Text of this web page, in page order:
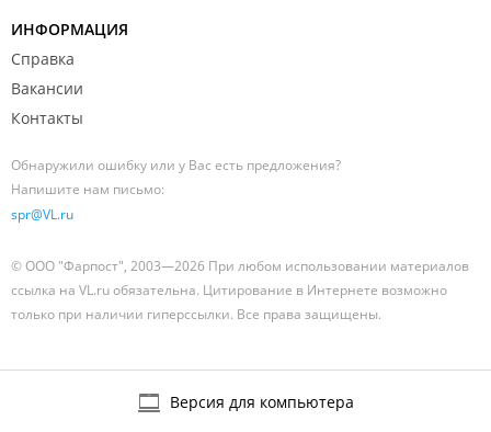
ИНФОРМАЦИЯ
Справка
Вакансии
Контакты
Обнаружили ошибку или у Вас есть предложения?
Напишите нам письмо:
spr@VL.ru
© ООО "Фарпост", 2003—2026 При любом использовании материалов
ссылка на VL.ru обязательна. Цитирование в Интернете возможно
только при наличии гиперссылки. Все права защищены.
Версия для компьютера